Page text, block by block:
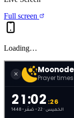
Full screen
Loading…